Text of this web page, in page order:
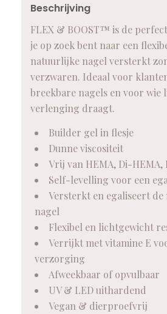
Beschrijving
FLEX & BOOST™ is de
je op zoek bent naar een
natuurlijke nagel versterkt
verzwaren. Ideaal voor
breekbare nagels en voor wie
verlenging draagt.
Builder gel in flesje
Dunne viscositeit
Vrij van HEMA, Di-HEMA,
Self-levelling voor een
Versterkt en egaliseert
nagel
Flexibel en lichtgewicht
Verrijkt met vitamine E
verzorging
Afweekbaar of opvulbaar
UV & LED uithardend
Vegan & dierproefvrij